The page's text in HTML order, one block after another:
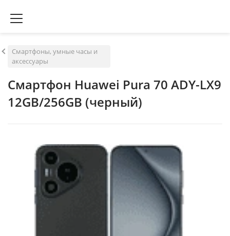
Смартфоны, умные часы и
аксессуары
Смартфон Huawei Pura 70 ADY-LX9
12GB/256GB (черный)